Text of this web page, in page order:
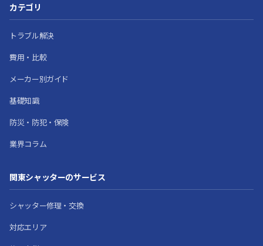
カテゴリ
トラブル解決
費用・比較
メーカー別ガイド
基礎知識
防災・防犯・保険
業界コラム
関東シャッターのサービス
シャッター修理・交換
対応エリア